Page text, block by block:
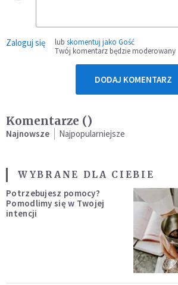
Zaloguj się lub skomentuj jako Gość
Twój komentarz będzie moderowany
DODAJ KOMENTARZ
Komentarze ()
Najnowsze Najpopularniejsze
WYBRANE DLA CIEBIE
Potrzebujesz pomocy?
Pomodlimy się w Twojej
intencji